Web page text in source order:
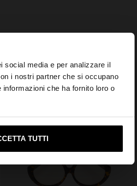
social media e per analizzare il
i nostri partner che si occupano
che ha fornito loro o
TUTTI
×
portami su United States